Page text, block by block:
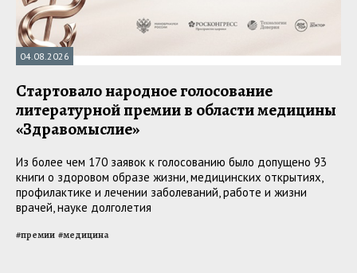
04.08.2026
Стартовало народное голосование
литературной премии в области медицины
«Здравомыслие»
Из более чем 170 заявок к голосованию было допущено 93
книги о здоровом образе жизни, медицинских открытиях,
профилактике и лечении заболеваний, работе и жизни
врачей, науке долголетия
#премии #медицина